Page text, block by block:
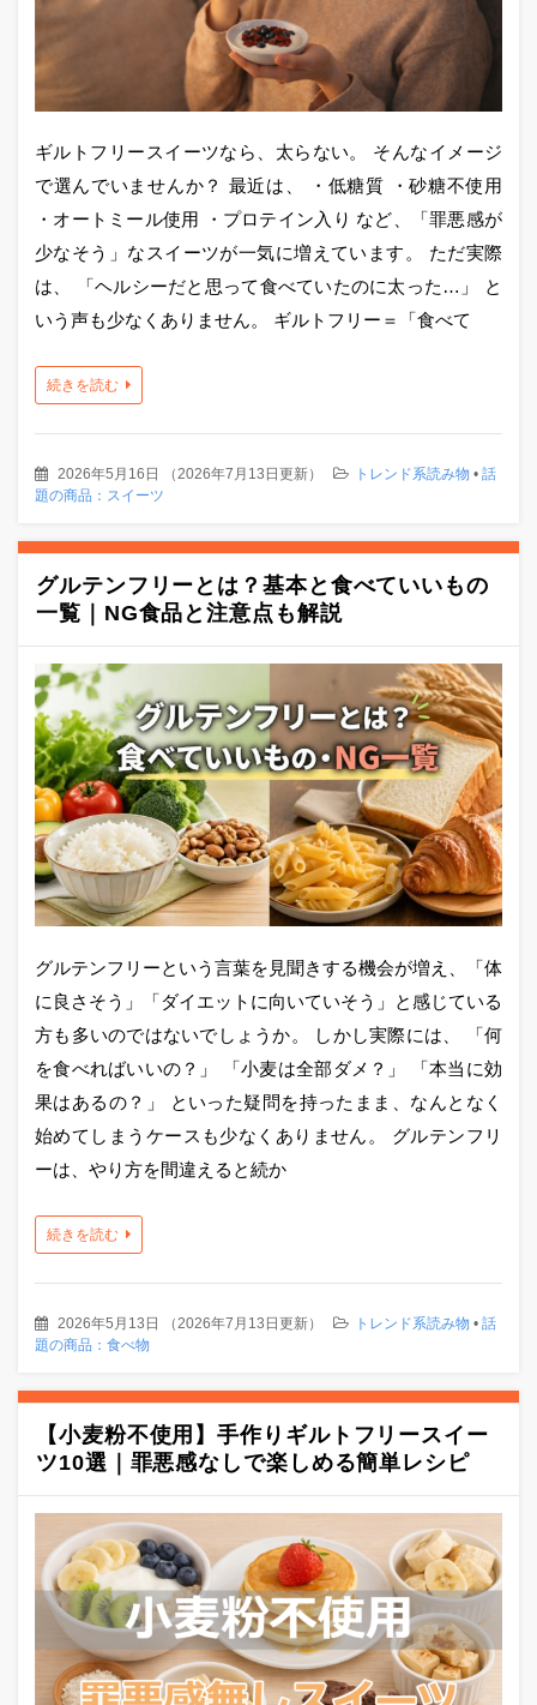
ギルトフリースイーツなら、太らない。 そんなイメージ
で選んでいませんか？ 最近は、 ・低糖質 ・砂糖不使用
・オートミール使用 ・プロテイン入り など、「罪悪感が
少なそう」なスイーツが一気に増えています。 ただ実際
は、 「ヘルシーだと思って食べていたのに太った…」 と
いう声も少なくありません。 ギルトフリー＝「食べて
続きを読む
2026年5月16日 （2026年7月13日更新） トレンド系読み物 • 話
題の商品：スイーツ
グルテンフリーとは？基本と食べていいもの
一覧｜NG食品と注意点も解説
グルテンフリーという言葉を見聞きする機会が増え、「体
に良さそう」「ダイエットに向いていそう」と感じている
方も多いのではないでしょうか。 しかし実際には、 「何
を食べればいいの？」 「小麦は全部ダメ？」 「本当に効
果はあるの？」 といった疑問を持ったまま、なんとなく
始めてしまうケースも少なくありません。 グルテンフリ
ーは、やり方を間違えると続か
続きを読む
2026年5月13日 （ 2026年7月13日更新） トレンド系読み物 • 話
題の商品：食べ物
【小麦粉不使用】手作りギルトフリースイー
ツ10選｜罪悪感なしで楽しめる簡単レシピ